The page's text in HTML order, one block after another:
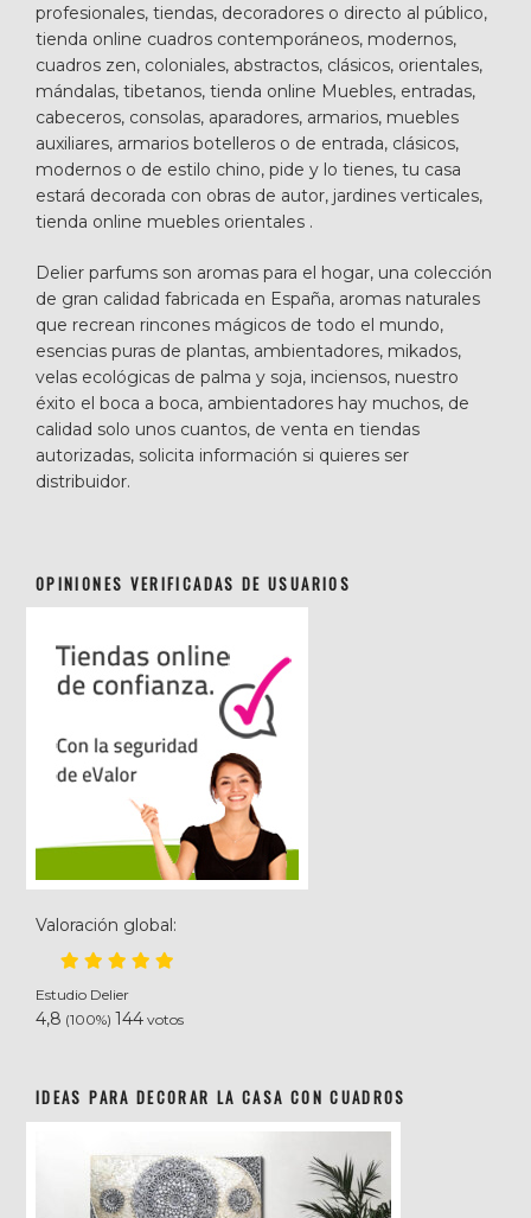
profesionales, tiendas, decoradores o directo al público,
tienda online cuadros contemporáneos, modernos,
cuadros zen, coloniales, abstractos, clásicos, orientales,
mándalas, tibetanos, tienda online Muebles, entradas,
cabeceros, consolas, aparadores, armarios, muebles
auxiliares, armarios botelleros o de entrada, clásicos,
modernos o de estilo chino, pide y lo tienes, tu casa
estará decorada con obras de autor, jardines verticales,
tienda online muebles orientales .
Delier parfums son aromas para el hogar, una colección
de gran calidad fabricada en España, aromas naturales
que recrean rincones mágicos de todo el mundo,
esencias puras de plantas, ambientadores, mikados,
velas ecológicas de palma y soja, inciensos, nuestro
éxito el boca a boca, ambientadores hay muchos, de
calidad solo unos cuantos, de venta en tiendas
autorizadas, solicita información si quieres ser
distribuidor.
OPINIONES VERIFICADAS DE USUARIOS
Valoración global:
Estudio Delier
4,8 (100%) 144 votos
IDEAS PARA DECORAR LA CASA CON CUADROS